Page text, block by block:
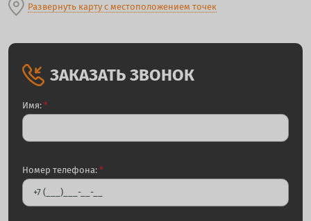
Развернуть карту с местоположением точек
ЗАКАЗАТЬ ЗВОНОК
Имя: *
Номер телефона: *